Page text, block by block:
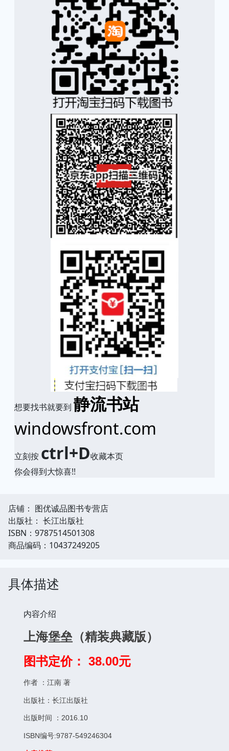
想要找书就要到 静流书站
windowsfront.com
立刻按 ctrl+D收藏本页
你会得到大惊喜!!
店铺： 图优诚品图书专营店
出版社： 长江出版社
ISBN：9787514501308
商品编码：10437249205
具体描述
内容介绍
上海堡垒（精装典藏版）
图书定价： 38.00元
作者 ：江南 著
出版社：长江出版社
出版时间 ：2016.10
ISBN编号:9787-549246304